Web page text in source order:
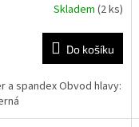
Skladem (2 ks)
Do košíku
a spandex Obvod hlavy: